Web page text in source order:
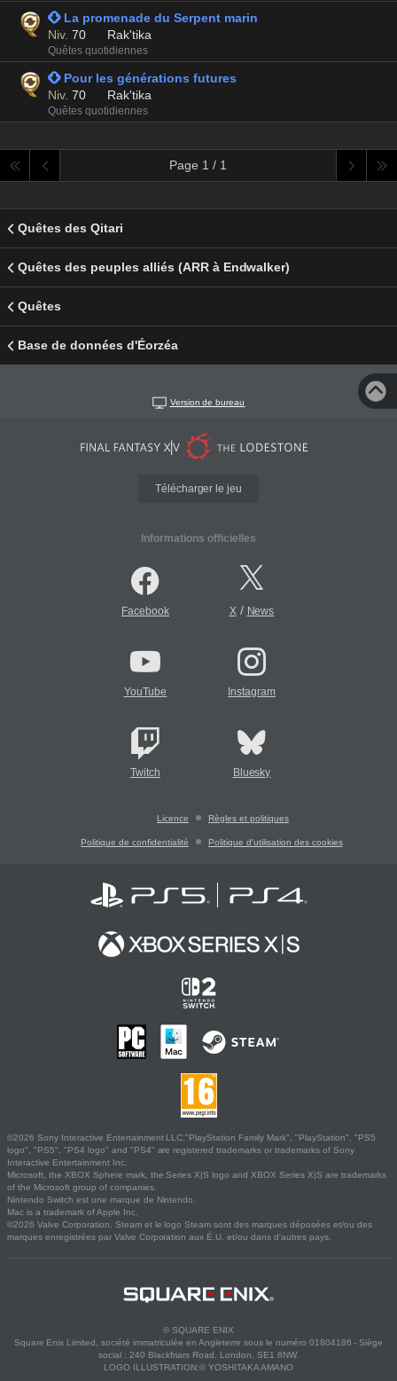
 La promenade du Serpent marin
Niv. 70 Rak'tika
Quêtes quotidiennes
 Pour les générations futures
Niv. 70 Rak'tika
Quêtes quotidiennes
Page 1 / 1
Quêtes des Qitari
Quêtes des peuples alliés (ARR à Endwalker)
Quêtes
Base de données d'Éorzéa
Version de bureau
Télécharger le jeu
Informations officielles
Facebook X/ News
YouTube Instagram
Twitch Bluesky
Licence Règles et politiques
Politique de confidentialité Politique d'utilisation des cookies
©2026 Sony Interactive Entertainment LLC."PlayStation Family Mark", "PlayStation", "PS5
logo", "PS5", "PS4 logo" and "PS4" are registered trademarks or trademarks of Sony
Interactive Entertainment Inc.
Microsoft, the XBOX Sphere mark, the Series X|S logo and XBOX Series X|S are trademarks
of the Microsoft group of companies.
Nintendo Switch est une marque de Nintendo.
Mac is a trademark of Apple Inc.
©2026 Valve Corporation. Steam et le logo Steam sont des marques déposées et/ou des
marques enregistrées par Valve Corporation aux É.U. et/ou dans d'autres pays.
© SQUARE ENIX
Square Enix Limited, société immatriculée en Angleterre sous le numéro 01804186 - Siège
social : 240 Blackfriars Road, London, SE1 8NW.
LOGO ILLUSTRATION:© YOSHITAKA AMANO